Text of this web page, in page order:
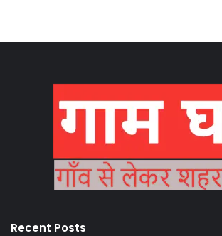
Recent Posts